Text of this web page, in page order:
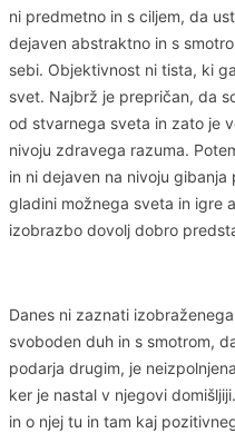
ni predmetno in s ciljem, da
dejaven abstraktno in s
sebi. Objektivnost ni tista, ki
svet. Najbrž je prepričan, da
od stvarnega sveta in zato je
nivoju zdravega razuma.
in ni dejaven na nivoju
gladini možnega sveta in igre
izobrazbo dovolj dobro
Danes ni zaznati
svoboden duh in s smotrom,
podarja drugim, je
ker je nastal v njegovi
in o njej tu in tam kaj